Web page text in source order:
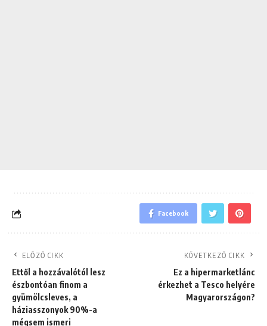
Facebook
ELŐZŐ CIKK
Ettől a hozzávalótól lesz
észbontóan finom a
gyümölcsleves, a
háziasszonyok 90%-a
mégsem ismeri
KÖVETKEZŐ CIKK
Ez a hipermarketlánc
érkezhet a Tesco helyére
Magyarországon?